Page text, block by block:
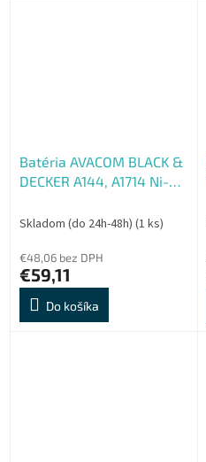
Batéria AVACOM BLACK &
DECKER A144, A1714 Ni-
články PANASONIC
Skladom (do 24h-48h) (1 ks)
€48,06 bez DPH
€59,11
Do košíka